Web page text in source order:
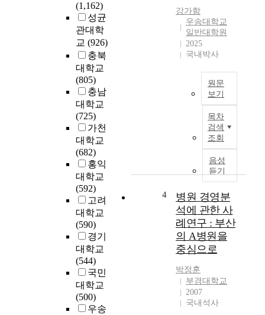
(1,162)
성균
관대학
교 (926)
충북
대학교
(805)
충남
대학교
(725)
가천
대학교
(682)
홍익
대학교
(592)
고려
대학교
(590)
경기
대학교
(544)
국민
대학교
(500)
우송
특
떤
강가함
우송대학교
일반대학원
2025
국내박사
원문
보기
목차
검색
조회
음성
듣기
4
병원 경영분
석에 관한 사
례연구 : 부산
의 A병원을
중심으로
박정훈
부경대학교
2007
국내석사